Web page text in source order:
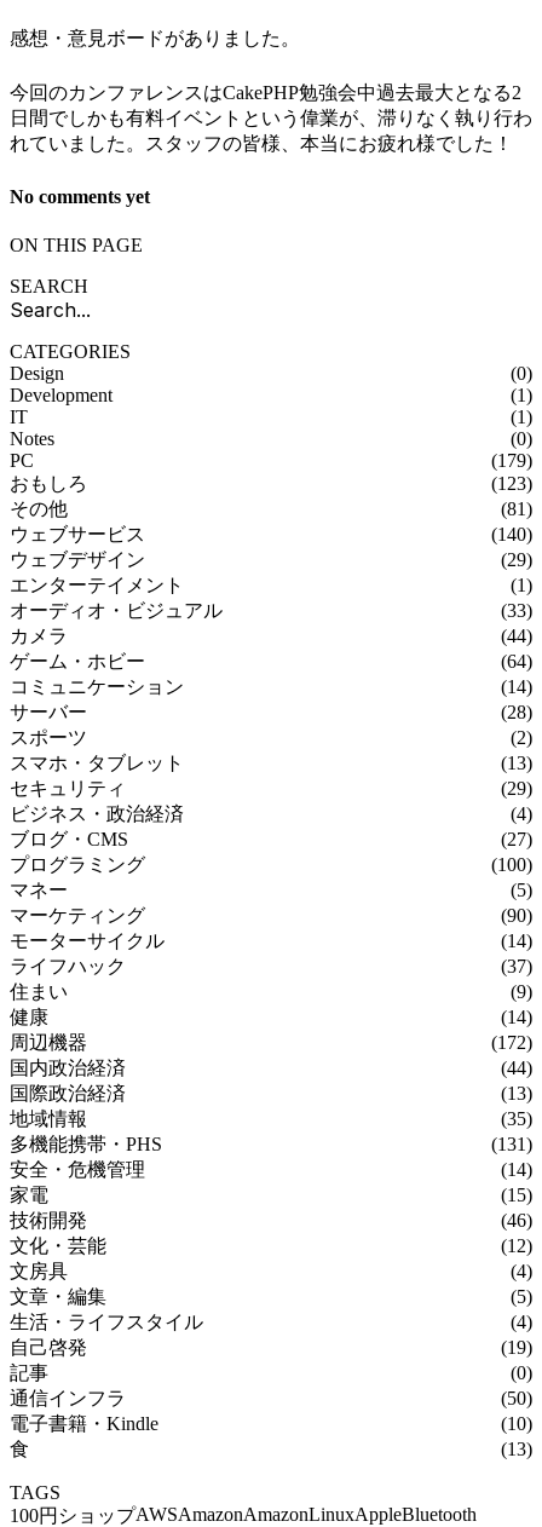
感想・意見ボードがありました。
今回のカンファレンスはCakePHP勉強会中過去最大となる2
日間でしかも有料イベントという偉業が、滞りなく執り行わ
れていました。スタッフの皆様、本当にお疲れ様でした！
No comments yet
ON THIS PAGE
SEARCH
CATEGORIES
Design
(0)
Development
(1)
IT
(1)
Notes
(0)
PC
(179)
おもしろ
(123)
その他
(81)
ウェブサービス
(140)
ウェブデザイン
(29)
エンターテイメント
(1)
オーディオ・ビジュアル
(33)
カメラ
(44)
ゲーム・ホビー
(64)
コミュニケーション
(14)
サーバー
(28)
スポーツ
(2)
スマホ・タブレット
(13)
セキュリティ
(29)
ビジネス・政治経済
(4)
ブログ・CMS
(27)
プログラミング
(100)
マネー
(5)
マーケティング
(90)
モーターサイクル
(14)
ライフハック
(37)
住まい
(9)
健康
(14)
周辺機器
(172)
国内政治経済
(44)
国際政治経済
(13)
地域情報
(35)
多機能携帯・PHS
(131)
安全・危機管理
(14)
家電
(15)
技術開発
(46)
文化・芸能
(12)
文房具
(4)
文章・編集
(5)
生活・ライフスタイル
(4)
自己啓発
(19)
記事
(0)
通信インフラ
(50)
電子書籍・Kindle
(10)
食
(13)
TAGS
100円ショップAWSAmazonAmazonLinuxAppleBluetooth